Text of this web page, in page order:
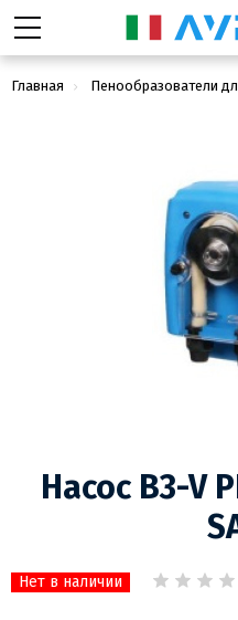
Главная
Пенообразователи
Насос B3-V
Нет в наличии